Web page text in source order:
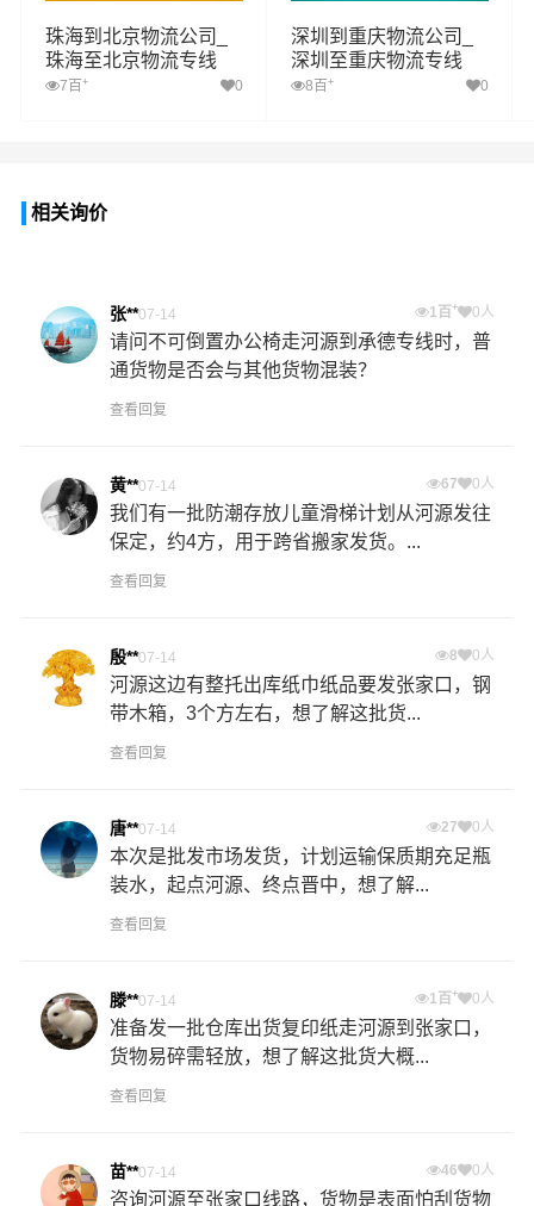
珠海到北京物流公司_
珠海至北京物流专线
7百 + 0
深圳到重庆物流公司_
深圳至重庆物流专线
8百 + 0
相关询价
张**07-14 1百+ 0人
请问不可倒置办公椅走河源到承德专线时，普
通货物是否会与其他货物混装？
查看回复
黄**07-14 67 0人
我们有一批防潮存放儿童滑梯计划从河源发往
保定，约4方，用于跨省搬家发货。...
查看回复
殷**07-14 8 0人
河源这边有整托出库纸巾纸品要发张家口，钢
带木箱，3个方左右，想了解这批货...
查看回复
唐**07-14 27 0人
本次是批发市场发货，计划运输保质期充足瓶
装水，起点河源、终点晋中，想了解...
查看回复
滕**07-14 1百+ 0人
准备发一批仓库出货复印纸走河源到张家口，
货物易碎需轻放，想了解这批货大概...
查看回复
苗**07-14 46 0人
咨询河源至张家口线路，货物是表面怕刮货物